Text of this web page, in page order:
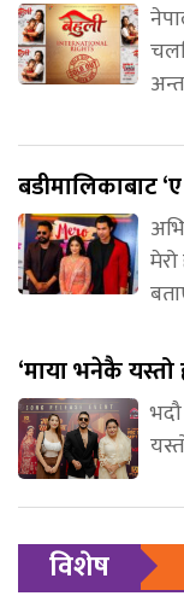
बडीमालिकाबाट
‘माया भनेकै यस्तो
विशेष